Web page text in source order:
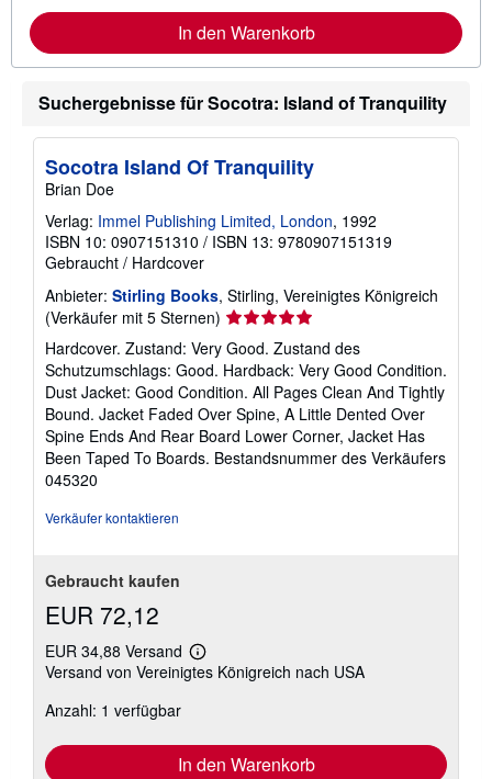
n
f
r
a
t
n
e
z
u
V
s
a
n
d
k
o
s
t
n
In den Warenkorb
Suchergebnisse für Socotra: Island of Tranquility
Socotra Island Of Tranquility
Brian Doe
Verlag: Immel Publishing Limited, London, 1992
ISBN 10: 0907151310 / ISBN 13: 9780907151319
Gebraucht / Hardcover
Anbieter: Stirling Books, Stirling, Vereinigtes Königreich
(Verkäufer mit 5 Sternen) Verkäuferbewertung
5
von
5
Sternen
Hardcover. Zustand: Very Good. Zustand des
Schutzumschlags: Good. Hardback: Very Good Condition.
Dust Jacket: Good Condition. All Pages Clean And Tightly
Bound. Jacket Faded Over Spine, A Little Dented Over
Spine Ends And Rear Board Lower Corner, Jacket Has
Been Taped To Boards. Bestandsnummer des Verkäufers
045320
Verkäufer kontaktieren
Gebraucht kaufen
EUR 72,12
EUR 34,88 Versand
Weitere
Informationen
Versand von Vereinigtes Königreich nach USA
Anzahl: 1 verfügbar
In den Warenkorb